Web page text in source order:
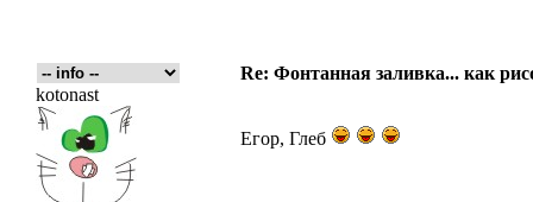
Re: Фонтанная заливка... как
kotonast
Егор, Глеб